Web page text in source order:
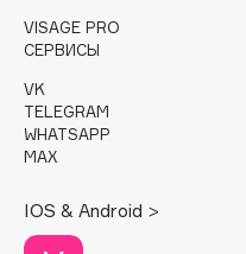
DARLING*
Davines
Deonica
Dior
Divage
VISAGE PRO
СЕРВИСЫ
VK
TELEGRAM
WHATSAPP
MAX
IOS & Android >